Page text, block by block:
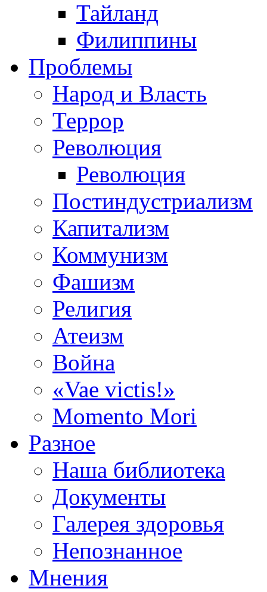
Тайланд
Филиппины
Проблемы
Народ и Власть
Террор
Революция
Революция
Постиндустриализм
Капитализм
Коммунизм
Фашизм
Религия
Атеизм
Война
«Vae victis!»
Momento Mori
Разное
Наша библиотека
Документы
Галерея здоровья
Непознанное
Мнения